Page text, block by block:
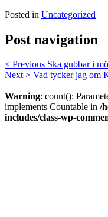
Posted in Uncategorized
Post navigation
< Previous Ska gubbar i
Next > Vad tycker jag om
Warning: count():
implements Countable in /
includes/class-wp-